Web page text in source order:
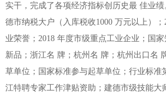
实干，完成了各项经济指标创历史最 佳业
德市纳税大户（入库税收1000 万元以上）
业荣誉；2018 年度市级重点工业企业；国
新品；浙江名 牌；杭州名 牌；杭州出口名
草单位；国家标准参与起草单位；行业标准
江特聘专家工作津贴资助；建德市级技能大